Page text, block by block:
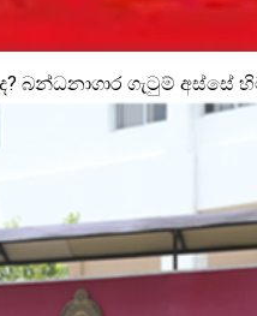
බන්ධනාගාර ගැටුම්